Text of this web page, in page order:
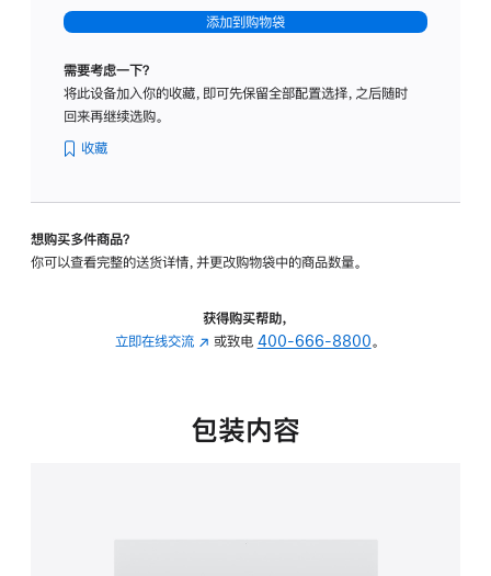
-
标
璃
转
的
添加到购物袋
需要考虑一下？
将此设备加入你的收藏，即可先保留全部配置选择，之后随时
回来再继续选购。
收藏
想购买多件商品？
你可以查看完整的送货详情，并更改购物袋中的商品数量。
获得购买帮助，
立即在线交流 (在
中
或致电 400-666-8800。
包装内容